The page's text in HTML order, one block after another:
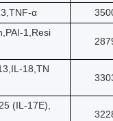
α
1,Resi
18,TN
(IL-17E),